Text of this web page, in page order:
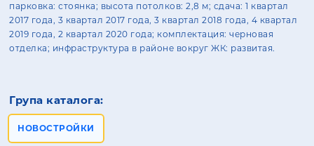
парковка: стоянка; высота потолков: 2,8 м; сдача: 1 квартал
2017 года, 3 квартал 2017 года, 3 квартал 2018 года, 4 квартал
2019 года, 2 квартал 2020 года; комплектация: черновая
отделка; инфраструктура в районе вокруг ЖК: развитая.
Група каталога:
НОВОСТРОЙКИ